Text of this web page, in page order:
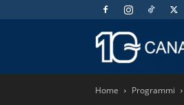
Home Programmi